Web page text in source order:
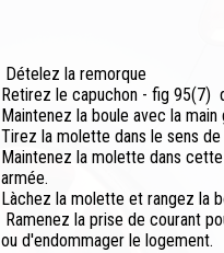
Dételez la remorque
Retirez le capuchon - fig 95(7)
Maintenez la boule avec la main
Tirez la molette dans le sens
Maintenez la molette dans
armée.
Làchez la molette et rangez la
Ramenez la prise de courant
ou d'endommager le logement.